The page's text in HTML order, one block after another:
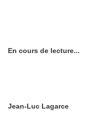
En cours de lecture...
Jean-Luc Lagarce